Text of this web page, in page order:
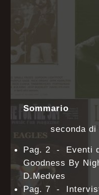
Sommario
seconda di
Pag. 2 - Eventi
Goodness By
D.Medves
Pag. 7 -